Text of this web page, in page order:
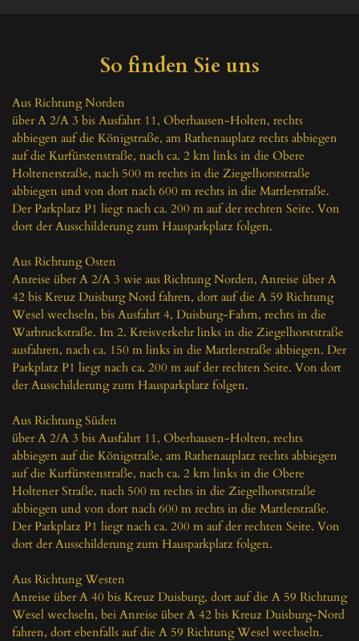
So finden Sie uns
Aus Richtung Norden
über A 2/A 3 bis Ausfahrt 11, Oberhausen-Holten, rechts
abbiegen auf die Königstraße, am Rathenauplatz rechts abbiegen
auf die Kurfürstenstraße, nach ca. 2 km links in die Obere
Holtenerstraße, nach 500 m rechts in die Ziegelhorststraße
abbiegen und von dort nach 600 m rechts in die Mattlerstraße.
Der Parkplatz P1 liegt nach ca. 200 m auf der rechten Seite. Von
dort der Ausschilderung zum Hausparkplatz folgen.
Aus Richtung Osten
Anreise über A 2/A 3 wie aus Richtung Norden, Anreise über A
42 bis Kreuz Duisburg Nord fahren, dort auf die A 59 Richtung
Wesel wechseln, bis Ausfahrt 4, Duisburg-Fahrn, rechts in die
Warbruckstraße. Im 2. Kreisverkehr links in die Ziegelhorststraße
ausfahren, nach ca. 150 m links in die Mattlerstraße abbiegen. Der
Parkplatz P1 liegt nach ca. 200 m auf der rechten Seite. Von dort
der Ausschilderung zum Hausparkplatz folgen.
Aus Richtung Süden
über A 2/A 3 bis Ausfahrt 11, Oberhausen-Holten, rechts
abbiegen auf die Königstraße, am Rathenauplatz rechts abbiegen
auf die Kurfürstenstraße, nach ca. 2 km links in die Obere
Holtener Straße, nach 500 m rechts in die Ziegelhorststraße
abbiegen und von dort nach 600 m rechts in die Mattlerstraße.
Der Parkplatz P1 liegt nach ca. 200 m auf der rechten Seite. Von
dort der Ausschilderung zum Hausparkplatz folgen.
Aus Richtung Westen
Anreise über A 40 bis Kreuz Duisburg, dort auf die A 59 Richtung
Wesel wechseln, bei Anreise über A 42 bis Kreuz Duisburg-Nord
fahren, dort ebenfalls auf die A 59 Richtung Wesel wechseln.